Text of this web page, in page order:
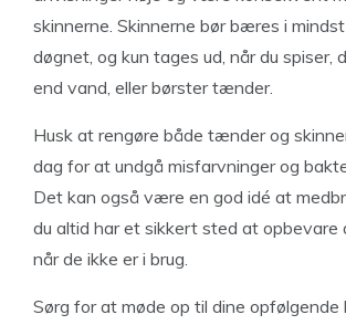
skinnerne. Skinnerne bør bæres i
døgnet, og kun tages ud, når du spiser,
end vand, eller børster tænder.
Husk at rengøre både tænder og
dag for at undgå misfarvninger og
Det kan også være en god idé at
du altid har et sikkert sted at opbevare
når de ikke er i brug.
Sørg for at møde op til dine opfølgende